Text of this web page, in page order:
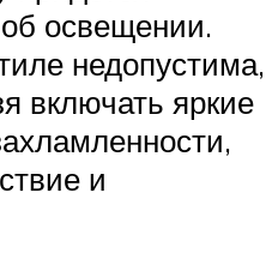
освещении.
недопустима,
включать яркие
и